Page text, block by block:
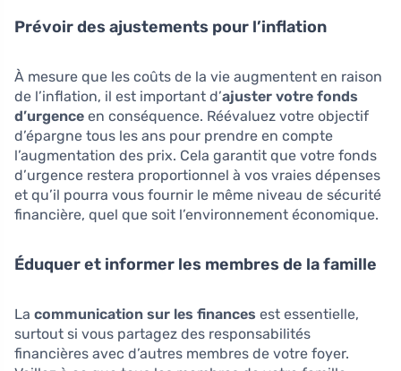
Prévoir des ajustements pour l’inflation
À mesure que les coûts de la vie augmentent en raison
de l’inflation, il est important d’ajuster votre fonds
d’urgence en conséquence. Réévaluez votre objectif
d’épargne tous les ans pour prendre en compte
l’augmentation des prix. Cela garantit que votre fonds
d’urgence restera proportionnel à vos vraies dépenses
et qu’il pourra vous fournir le même niveau de sécurité
financière, quel que soit l’environnement économique.
Éduquer et informer les membres de la famille
La communication sur les finances est essentielle,
surtout si vous partagez des responsabilités
financières avec d’autres membres de votre foyer.